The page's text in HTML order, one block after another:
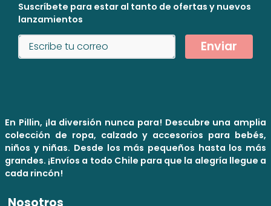
Suscríbete para estar al tanto de ofertas y nuevos
lanzamientos
Enviar
En Pillin, ¡la diversión nunca para! Descubre una amplia
colección de ropa, calzado y accesorios para bebés,
niños y niñas. Desde los más pequeños hasta los más
grandes. ¡Envíos a todo Chile para que la alegría llegue a
cada rincón!
Nosotros